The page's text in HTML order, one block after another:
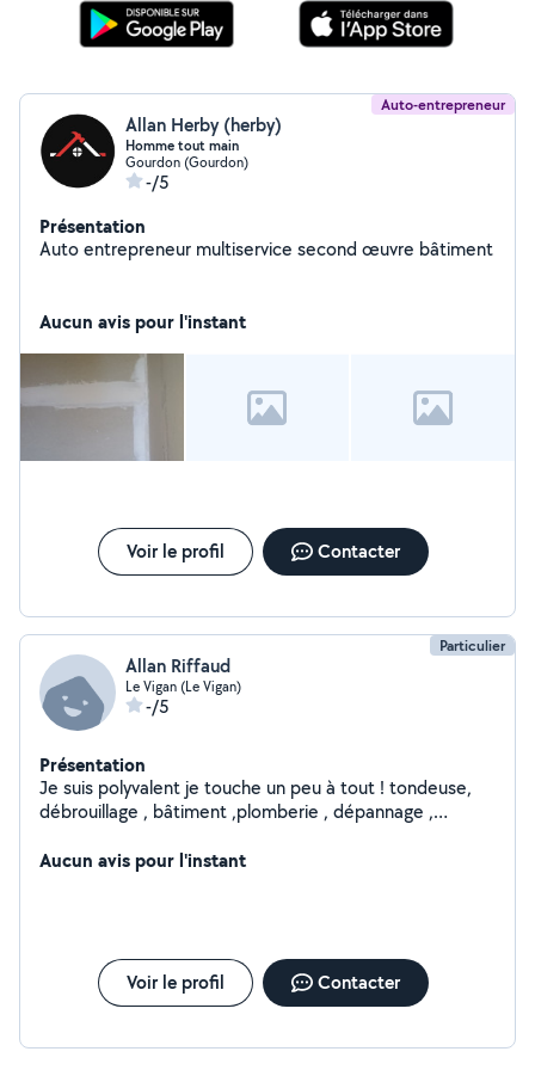
Auto-entrepreneur
Allan Herby (herby)
Homme tout main
Gourdon (Gourdon)
-/5
Présentation
Auto entrepreneur multiservice second œuvre bâtiment
Aucun avis pour l'instant
Voir le profil Contacter
Particulier
Allan Riffaud
Le Vigan (Le Vigan)
-/5
Présentation
Je suis polyvalent je touche un peu à tout ! tondeuse,
débrouillage , bâtiment ,plomberie , dépannage ,
Aucun avis pour l'instant
Voir le profil Contacter